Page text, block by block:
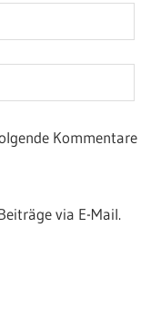
Kommentare
via E-Mail.